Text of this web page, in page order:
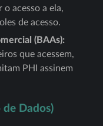
acesso a ela,
de acesso.
(BAAs):
que acessem,
PHI assinem
de Dados)